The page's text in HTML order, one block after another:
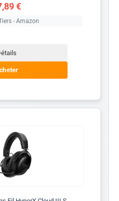
€
- Amazon